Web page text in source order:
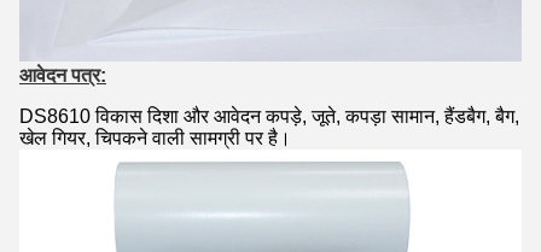
आवेदन पत्र:
DS8610 विकास दिशा और आवेदन कपड़े, जूते, कपड़ा सामान, हैंडबैग, बैग,
खेल गियर, चिपकने वाली सामग्री पर है।